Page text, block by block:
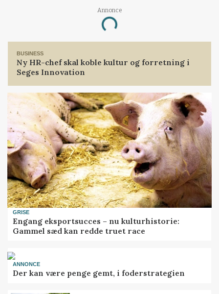
Annonce
Loading...
BUSINESS
Ny HR-chef skal koble kultur og forretning i
Seges Innovation
GRISE
Engang eksportsucces – nu kulturhistorie:
Gammel sæd kan redde truet race
ANNONCE
Der kan være penge gemt, i foderstrategien